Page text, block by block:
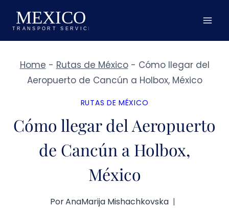
Saltar
contenido
Home - Rutas de México- Cómo llegar del
Aeropuerto de Cancún a Holbox, México
RUTAS DE MÉXICO
Cómo llegar del Aeropuerto
de Cancún a Holbox,
México
PorAnaMarija Mishachkovska